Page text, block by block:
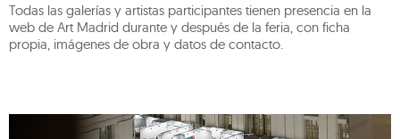
Todas las galerías y artistas participantes tienen presencia en la
web de Art Madrid durante y después de la feria, con ficha
propia, imágenes de obra y datos de contacto.